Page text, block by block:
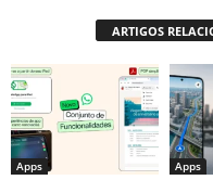
ARTIGOS
Apps Apps